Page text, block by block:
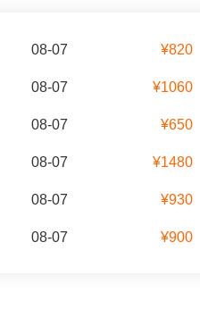
08-07 ¥820
08-07 ¥1060
08-07 ¥650
08-07 ¥1480
08-07 ¥930
08-07 ¥900